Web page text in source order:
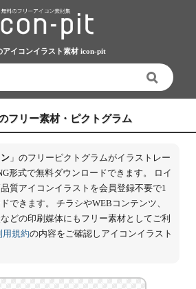
アイコンイラスト素材 icon-pit
フリー素材・ピクトグラム
」のフリーピクトグラムがイラストレー
形式で無料ダウンロードできます。 ロイ
質アイコンイラストを会員登録不要で1
できます。 チラシやWEBコンテンツ、
どの印刷媒体にもフリー素材としてご利
用規約の内容をご確認しアイコンイラスト